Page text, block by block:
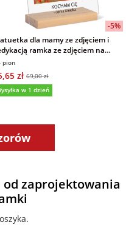
-5%
dla mamy ze zdjęciem i
ramka ze zdjęciem na
21x30 cm
pion
zł 69,00 zł
w 1 dzień
zaprojektowania